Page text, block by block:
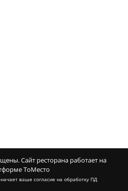
Сайт ресторана работает на
ТоМесто
ваше согласие на обработку ПД